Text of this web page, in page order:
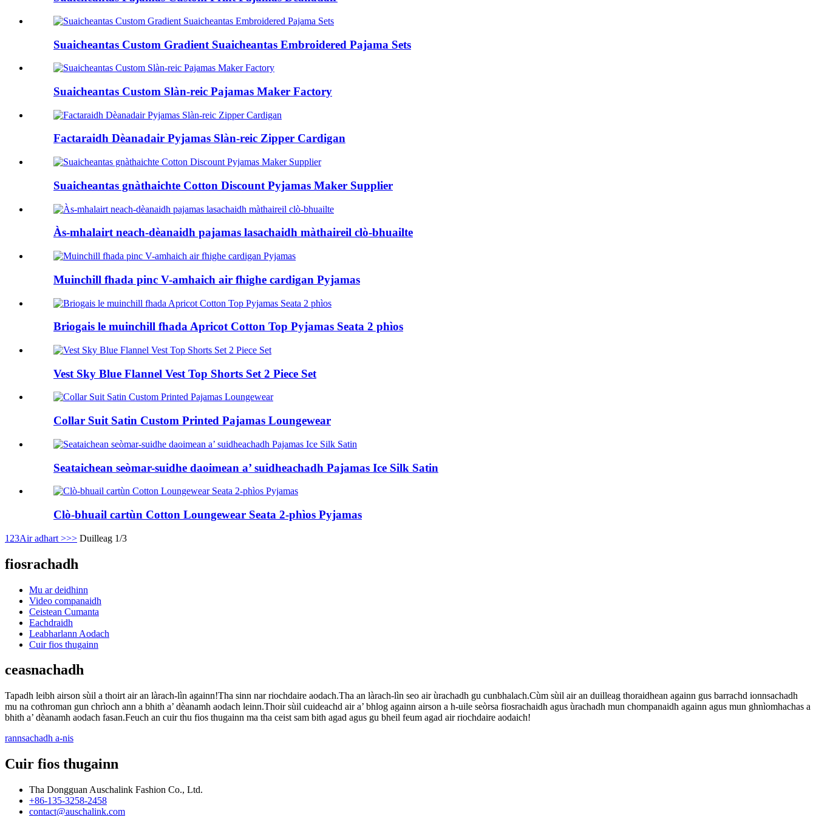
Suaicheantas Custom Gradient Suaicheantas Embroidered Pajama Sets
Suaicheantas Custom Slàn-reic Pajamas Maker Factory
Factaraidh Dèanadair Pyjamas Slàn-reic Zipper Cardigan
Suaicheantas gnàthaichte Cotton Discount Pyjamas Maker Supplier
Às-mhalairt neach-dèanaidh pajamas lasachaidh màthaireil clò-bhuailte
Muinchill fhada pinc V-amhaich air fhighe cardigan Pyjamas
Briogais le muinchill fhada Apricot Cotton Top Pyjamas Seata 2 phìos
Vest Sky Blue Flannel Vest Top Shorts Set 2 Piece Set
Collar Suit Satin Custom Printed Pajamas Loungewear
Seataichean seòmar-suidhe daoimean a’ suidheachadh Pajamas Ice Silk Satin
Clò-bhuail cartùn Cotton Loungewear Seata 2-phìos Pyjamas
1 23Air adhart >>> Duilleag 1/3
fiosrachadh
Mu ar deidhinn
Video companaidh
Ceistean Cumanta
Eachdraidh
Leabharlann Aodach
Cuir fios thugainn
ceasnachadh
Tapadh leibh airson sùil a thoirt air an làrach-lìn againn!Tha sinn nar riochdaire aodach.Tha an làrach-lìn seo air ùrachadh gu cunbhalach.Cùm sùil air an duilleag thoraidhean againn gus barrachd ionnsachadh
mu na cothroman gun chrìoch ann a bhith a’ dèanamh aodach leinn.Thoir sùil cuideachd air a’ bhlog againn airson a h-uile seòrsa fiosrachaidh agus ùrachadh mun chompanaidh againn agus mun ghnìomhachas a
bhith a’ dèanamh aodach fasan.Feuch an cuir thu fios thugainn ma tha ceist sam bith agad agus gu bheil feum agad air riochdaire aodaich!
rannsachadh a-nis
Cuir fios thugainn
Tha Dongguan Auschalink Fashion Co., Ltd.
+86-135-3258-2458
contact@auschalink.com